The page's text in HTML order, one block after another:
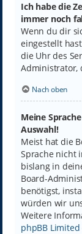
Ich habe die
immer noch
Wenn du dir
eingestellt
die Uhr des
Administrator,
Nach oben
Meine
Auswahl!
Meist hat die
Sprache nicht
bislang in
Board-
benötigst,
würden wir
Weitere
phpBB Limited